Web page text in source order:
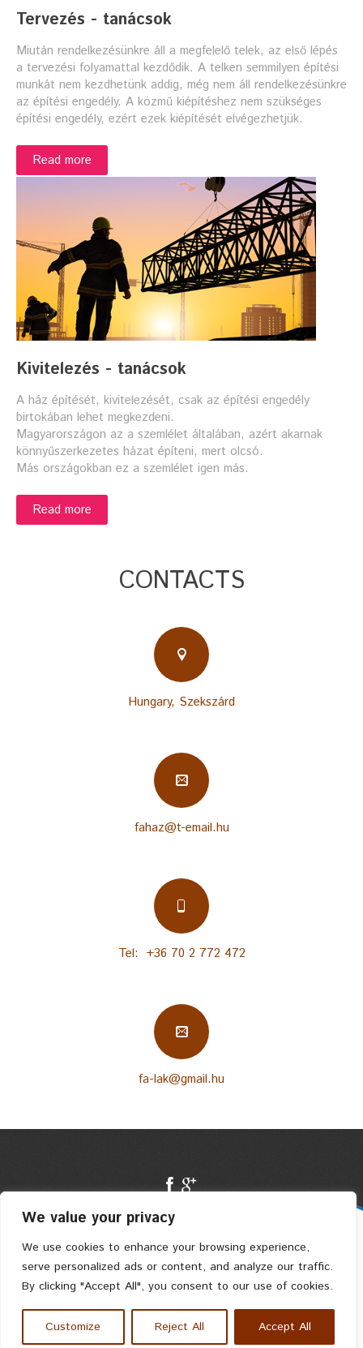
We value your privacy
We use cookies to enhance your browsing experience,
serve personalized ads or content, and analyze our traffic.
By clicking "Accept All", you consent to our use of cookies.
Customize Reject All Accept All
Tervezés - tanácsok
Miután rendelkezésünkre áll a megfelelő telek, az első lépés
a tervezési folyamattal kezdődik. A telken semmilyen építési
munkát nem kezdhetünk addig, még nem áll rendelkezésünkre
az építési engedély. A közmű kiépítéshez nem szükséges
építési engedély, ezért ezek kiépítését elvégezhetjük.
Read more
Kivitelezés - tanácsok
A ház építését, kivitelezését, csak az építési engedély
birtokában lehet megkezdeni.
Magyarországon az a szemlélet általában, azért akarnak
könnyűszerkezetes házat építeni, mert olcsó.
Más országokban ez a szemlélet igen más.
Read more
CONTACTS
Hungary, Szekszárd
fahaz@t-email.hu
Tel: +36 70 2 772 472
fa-lak@gmail.hu
Faszerkezetes Ház Kft. © 2004 Privacy Policy